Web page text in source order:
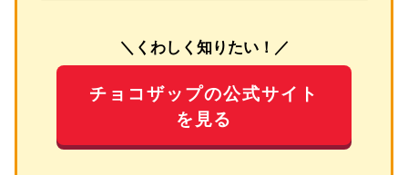
＼くわしく知りたい！／
チョコザップの公式サイト
を見る